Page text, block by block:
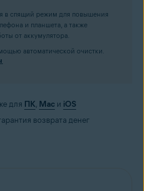
в спящий режим для повышения
и планшета, а также
от аккумулятора.
автоматической очистки.
для ПК, Mac и iOS
возврата денег